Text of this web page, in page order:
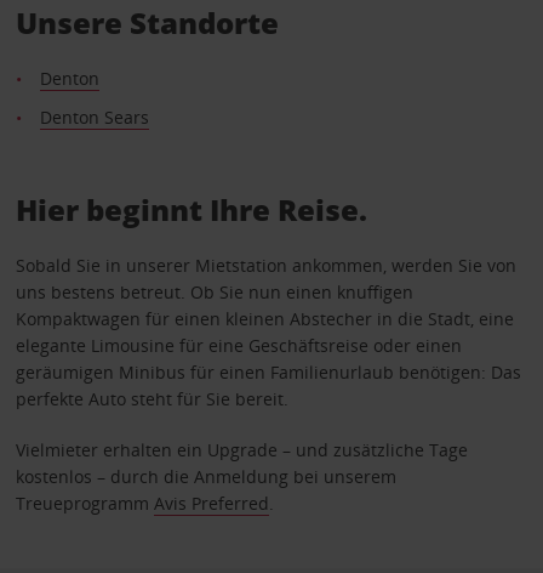
Unsere Standorte
Denton
Denton Sears
Hier beginnt Ihre Reise.
Sobald Sie in unserer Mietstation ankommen, werden Sie von
uns bestens betreut. Ob Sie nun einen knuffigen
Kompaktwagen für einen kleinen Abstecher in die Stadt, eine
elegante Limousine für eine Geschäftsreise oder einen
geräumigen Minibus für einen Familienurlaub benötigen: Das
perfekte Auto steht für Sie bereit.
Vielmieter erhalten ein Upgrade – und zusätzliche Tage
kostenlos – durch die Anmeldung bei unserem
Treueprogramm Avis Preferred